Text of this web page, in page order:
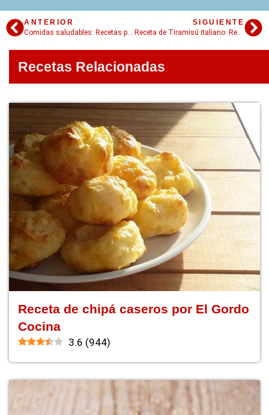
ANTERIOR
Comidas saludables: Recetas para comer sano
SIGUIENTE
Receta de Tiramisú italiano: Receta fácil con vainillas
Recetas Relacionadas
Receta de chipá caseros por El Gordo
Cocina
3.6 (944)